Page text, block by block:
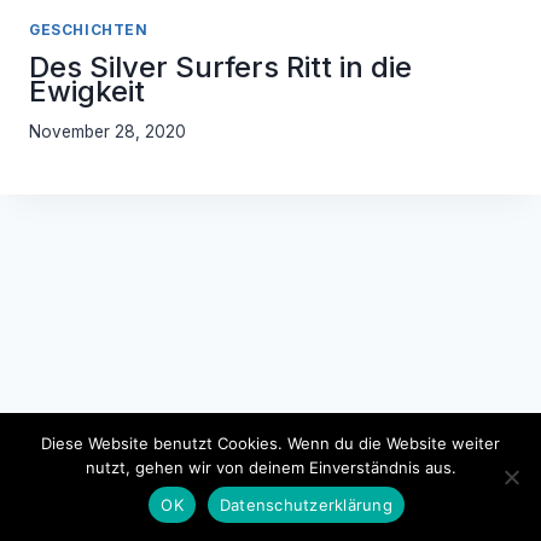
GESCHICHTEN
Des Silver Surfers Ritt in die
Ewigkeit
November 28, 2020
Impressum Datenschutzerklärung
Diese Website benutzt Cookies. Wenn du die Website weiter
nutzt, gehen wir von deinem Einverständnis aus.
OK
Datenschutzerklärung